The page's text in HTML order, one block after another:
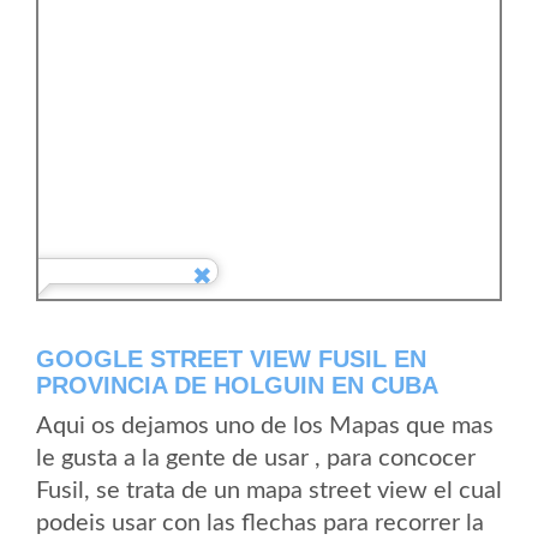
GOOGLE STREET VIEW FUSIL EN
PROVINCIA DE HOLGUIN EN CUBA
Aqui os dejamos uno de los Mapas que mas
le gusta a la gente de usar , para concocer
Fusil, se trata de un mapa street view el cual
podeis usar con las flechas para recorrer la